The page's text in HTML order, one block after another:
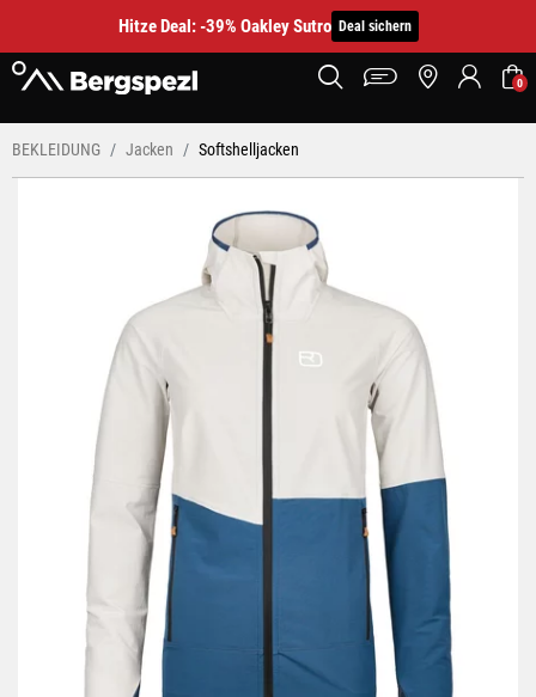
Hitze Deal: -39% Oakley Sutro Deal sichern
0
BEKLEIDUNG Jacken Softshelljacken